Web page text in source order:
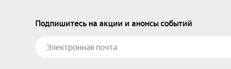
Подпишитесь на акции и анонсы событий